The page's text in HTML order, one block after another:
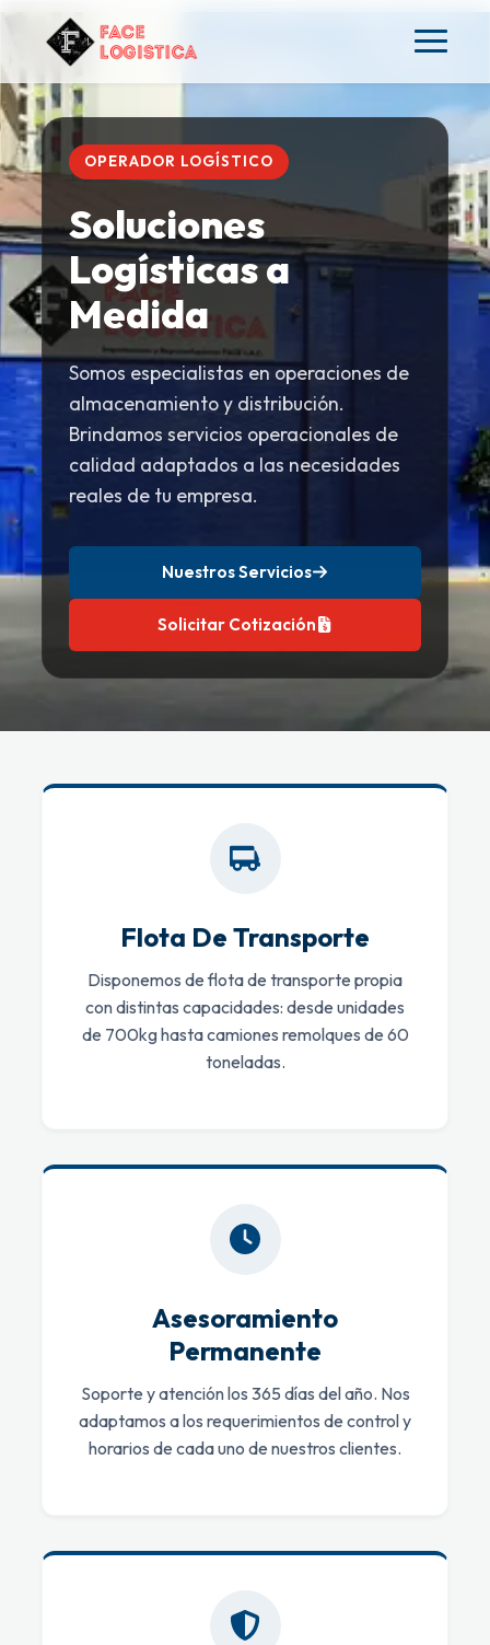
OPERADOR LOGÍSTICO
Soluciones
Logísticas a
Medida
Somos especialistas en operaciones de
almacenamiento y distribución.
Brindamos servicios operacionales de
calidad adaptados a las necesidades
reales de tu empresa.
Nuestros Servicios
Solicitar Cotización
Flota De Transporte
Disponemos de flota de transporte propia
con distintas capacidades: desde unidades
de 700kg hasta camiones remolques de 60
toneladas.
Asesoramiento
Permanente
Soporte y atención los 365 días del año. Nos
adaptamos a los requerimientos de control y
horarios de cada uno de nuestros clientes.